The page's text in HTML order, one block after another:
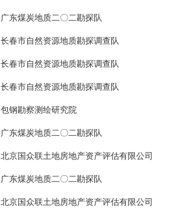
广东煤炭地质二〇二勘探队
长春市自然资源地质勘探调查队
长春市自然资源地质勘探调查队
长春市自然资源地质勘探调查队
包钢勘察测绘研究院
广东煤炭地质二〇二勘探队
北京国众联土地房地产资产评估有限公司
广东煤炭地质二〇二勘探队
北京国众联土地房地产资产评估有限公司